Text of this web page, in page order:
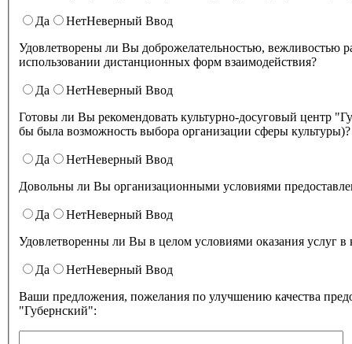
Да НетНеверный Ввод
Удовлетворены ли Вы доброжелательностью, вежливостью работников культурно-досугового центра "Губернский" при
использовании дистанционных форм взаимодействия?
Да НетНеверный Ввод
Готовы ли Вы рекомендовать культурно-досуговый центр "Губернский" родственникам и знакомым (могли бы
бы была возможность выбора организации сферы культуры)?
Да НетНеверный Ввод
Довольны ли Вы организационными условиями
Да НетНеверный Ввод
Удовлетворенны ли Вы в целом условиями
Да НетНеверный Ввод
Ваши предложения, пожелания по улучшению качества
"Губернский":